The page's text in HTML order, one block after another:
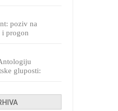
poziv na
i progon
gluposti: